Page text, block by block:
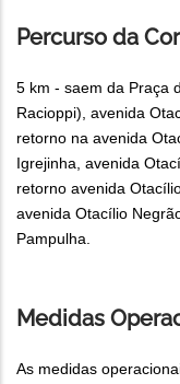
Percurso da
5 km - saem da Praça
Racioppi), avenida
retorno na avenida
Igrejinha, avenida
retorno avenida
avenida Otacílio
Pampulha.
Medidas
As medidas